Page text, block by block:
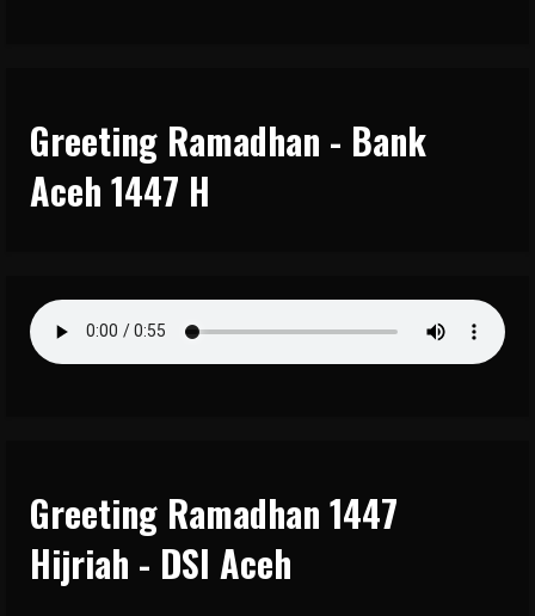
Greeting Ramadhan - Bank
Aceh 1447 H
Greeting Ramadhan 1447
Hijriah - DSI Aceh